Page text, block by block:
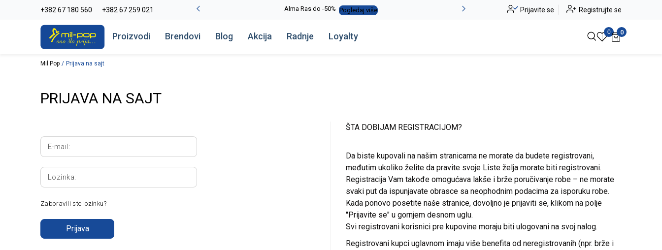
+382 67 180 560 +382 67 259 021
La Plage peškiri do -30% Pogledaj više Alma Ras do -50% Pogledaj više Novo u ponudi - Jadea Pogledaj više
Prijavite se Registrujte se
Proizvodi Brendovi Blog Akcija Radnje Loyalty 0 0
Mil Pop Prijava na sajt
PRIJAVA NA SAJT
E-mail:
Lozinka:
Zaboravili ste lozinku?
Prijava
ŠTA DOBIJAM REGISTRACIJOM?
Da biste kupovali na našim stranicama ne morate da budete registrovani,
međutim ukoliko želite da pravite svoje Liste želja morate biti registrovani.
Registracija Vam takođe omogućava lakše i brže poručivanje robe – ne morate
svaki put da ispunjavate obrasce sa neophodnim podacima za isporuku robe.
Kada ponovo posetite naše stranice, dovoljno je prijaviti se, klikom na polje
"Prijavite se" u gornjem desnom uglu.
Svi registrovani korisnici pre kupovine moraju biti ulogovani na svoj nalog.
Registrovani kupci uglavnom imaju više benefita od neregistrovanih (npr. brže i